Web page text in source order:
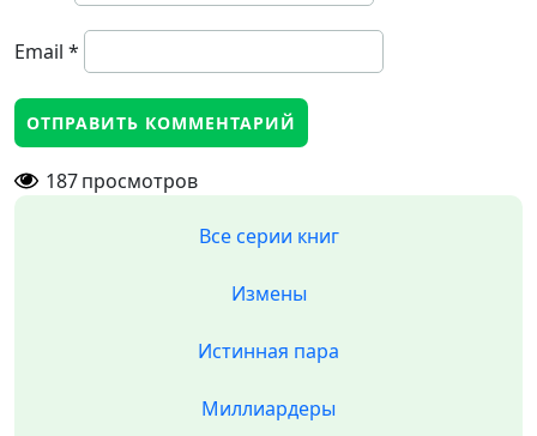
Email *
187просмотров
Все серии книг
Измены
Истинная пара
Миллиардеры